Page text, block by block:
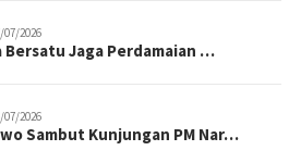
07/2026
Jaga Perdamaian …
07/2026
Sambut Kunjungan PM Nar…